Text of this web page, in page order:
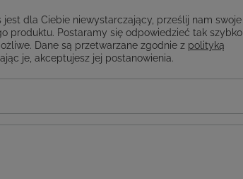
jest dla Ciebie niewystarczający, prześlij nam swoje
produktu. Postaramy się odpowiedzieć tak szybko
Dane są przetwarzane zgodnie z polityką
je, akceptujesz jej postanowienia.